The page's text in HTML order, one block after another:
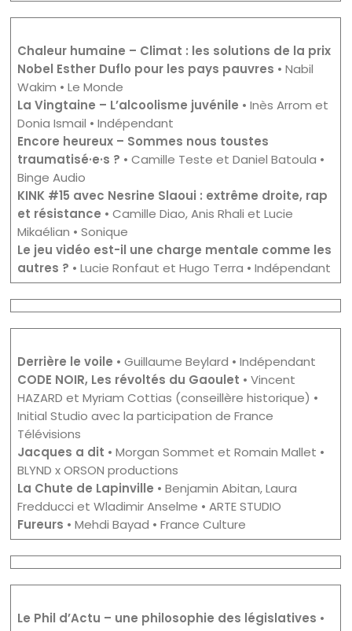
Chaleur humaine – Climat : les solutions de la prix
Nobel Esther Duflo pour les pays pauvres • Nabil
Wakim • Le Monde
La Vingtaine – L’alcoolisme juvénile • Inès Arrom et
Donia Ismail • Indépendant
Encore heureux – Sommes nous toustes
traumatisé·e·s ? • Camille Teste et Daniel Batoula •
Binge Audio
KINK #15 avec Nesrine Slaoui : extrême droite, rap
et résistance • Camille Diao, Anis Rhali et Lucie
Mikaélian • Sonique
Le jeu vidéo est-il une charge mentale comme les
autres ? • Lucie Ronfaut et Hugo Terra • Indépendant
Derrière le voile • Guillaume Beylard • Indépendant
CODE NOIR, Les révoltés du Gaoulet • Vincent
HAZARD et Myriam Cottias (conseillère historique) •
Initial Studio avec la participation de France
Télévisions
Jacques a dit • Morgan Sommet et Romain Mallet •
BLYND x ORSON productions
La Chute de Lapinville • Benjamin Abitan, Laura
Fredducci et Wladimir Anselme • ARTE STUDIO
Fureurs • Mehdi Bayad • France Culture
Le Phil d’Actu – une philosophie des législatives •